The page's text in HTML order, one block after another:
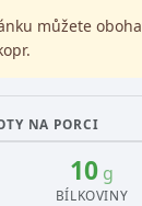
můžete
NA PORCI
10g
BÍLKOVINY